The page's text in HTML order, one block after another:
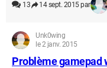
13 14 sept. 2015 par
Unk0wing
le 2 janv. 2015
Problème gamepad